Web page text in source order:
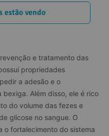
estão vendo
e tratamento das
propriedades
a adesão e o
Além disso, ele é rico
do volume das fezes e
glicose no sangue. O
o fortalecimento do sistema